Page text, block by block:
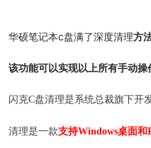
华硕笔记本c盘满了深度清理方
该功能可以实现以上所有手动操
闪克C盘清理是系统总裁旗下开
清理是一款支持Windows桌面